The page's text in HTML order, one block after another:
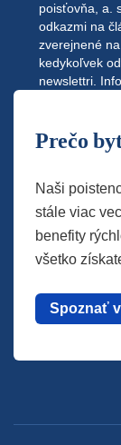
poisťovňa, a.
odkazmi na
zverejnené
kedykoľvek
newslettri.
Prečo
Naši
stále viac
benefity
všetko
Spoznať